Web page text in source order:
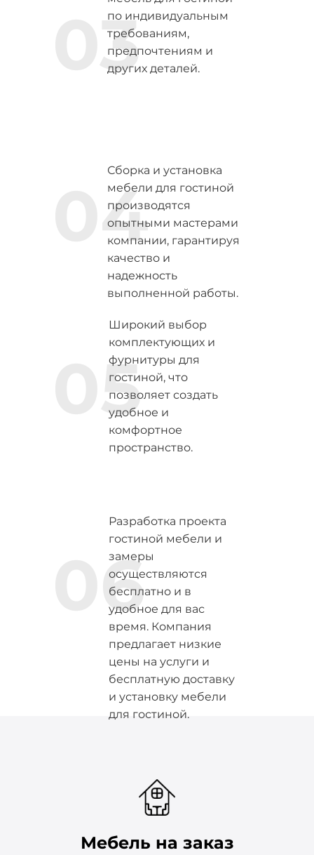
по индивидуальным
требованиям,
предпочтениям и
других деталей.
Сборка и установка
мебели для гостиной
производятся
опытными мастерами
компании, гарантируя
качество и
надежность
выполненной работы.
Широкий выбор
комплектующих и
фурнитуры для
гостиной, что
позволяет создать
удобное и
комфортное
пространство.
Разработка проекта
гостиной мебели и
замеры
осуществляются
бесплатно и в
удобное для вас
время. Компания
предлагает низкие
цены на услуги и
бесплатную доставку
и установку мебели
для гостиной.
03
04
05
06
Мебель на заказ